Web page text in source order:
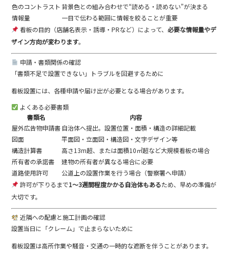
色のコントラスト 背景色との組み合わせで“読める・読めない”が決まる
情報量
一目で伝わる範囲に情報を絞ることが重要
看板の目的（店舗名表示・誘導・PRなど）によって、必要な情報量やデ
ザイン方向が変わります。
申請・書類関係の確認
「書類不足で設置できない」トラブルを回避するために
看板設置には、各種申請や届け出が必要となる場合があります。
よくある必要書類
書類名
内容
屋外広告物申請書自治体へ提出。設置位置・面積・構造の詳細記載
図面
平面図・立面図・構造図・文字デザイン等
構造計算書
高さ13m超、または面積10㎡超など大規模看板の場合
所有者の承諾書
建物の所有者が異なる場合に必要
道路使用許可
公道上の設置作業を行う場合（警察署へ申請）
許可が下りるまで1〜3週間程度かかる自治体もあるため、早めの準備が
大切です。
近隣への配慮と施工計画の確認
設置当日に「クレーム」で止まらないために
看板設置は高所作業や騒音・交通の一時的な遮断を伴うことがあります。